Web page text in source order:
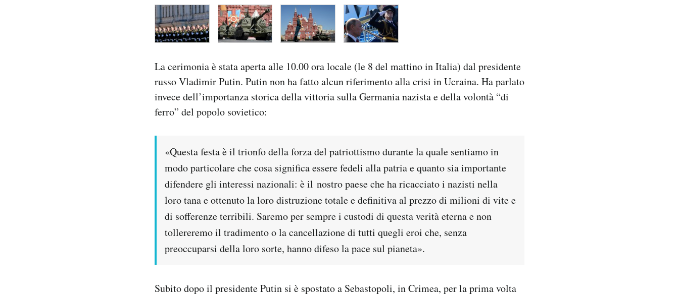
La cerimonia è stata aperta alle 10.00 ora locale (le 8 del mattino in Italia) dal presidente
russo Vladimir Putin. Putin non ha fatto alcun riferimento alla crisi in Ucraina. Ha parlato
invece dell’importanza storica della vittoria sulla Germania nazista e della volontà “di
ferro” del popolo sovietico:
«Questa festa è il trionfo della forza del patriottismo durante la quale sentiamo in
modo particolare che cosa significa essere fedeli alla patria e quanto sia importante
difendere gli interessi nazionali: è il nostro paese che ha ricacciato i nazisti nella
loro tana e ottenuto la loro distruzione totale e definitiva al prezzo di milioni di vite e
di sofferenze terribili. Saremo per sempre i custodi di questa verità eterna e non
tollereremo il tradimento o la cancellazione di tutti quegli eroi che, senza
preoccuparsi della loro sorte, hanno difeso la pace sul pianeta».
Subito dopo il presidente Putin si è spostato a Sebastopoli, in Crimea, per la prima volta